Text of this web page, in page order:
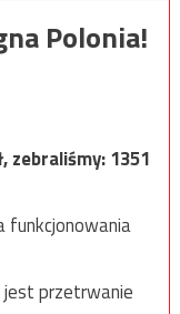
Polonia!
zebraliśmy:1351
funkcjonowania
przetrwanie